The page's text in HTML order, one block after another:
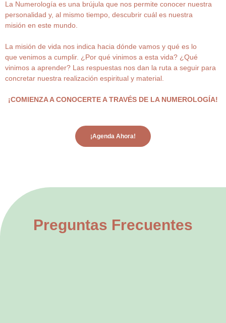
La Numerología es una brújula que nos permite conocer nuestra
personalidad y, al mismo tiempo, descubrir cuál es nuestra
misión en este mundo.
La misión de vida nos indica hacia dónde vamos y qué es lo
que venimos a cumplir. ¿Por qué vinimos a esta vida? ¿Qué
vinimos a aprender? Las respuestas nos dan la ruta a seguir para
concretar nuestra realización espiritual y material.
¡COMIENZA A CONOCERTE A TRAVÉS DE LA NUMEROLOGÍA!
¡Agenda Ahora!
Preguntas Frecuentes